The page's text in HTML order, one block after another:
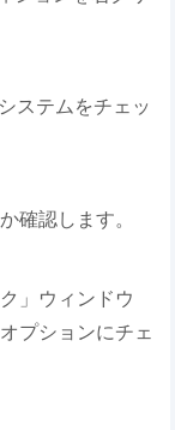
ステムをチェッ
確認します。
」ウィンドウ
プションにチェ